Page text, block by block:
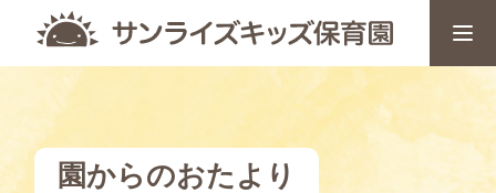
園からのおたより